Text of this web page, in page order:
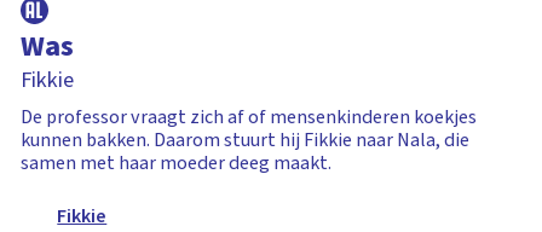
Was
Fikkie
De professor vraagt zich af of mensenkinderen koekjes
kunnen bakken. Daarom stuurt hij Fikkie naar Nala, die
samen met haar moeder deeg maakt.
Fikkie